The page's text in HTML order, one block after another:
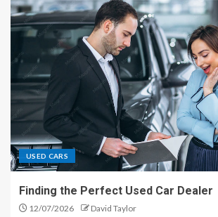
USED CARS
Finding the Perfect Used Car Dealer
12/07/2026 David Taylor